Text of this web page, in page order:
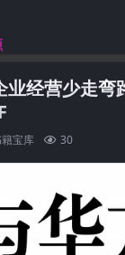
业经营少走弯
宝库 30